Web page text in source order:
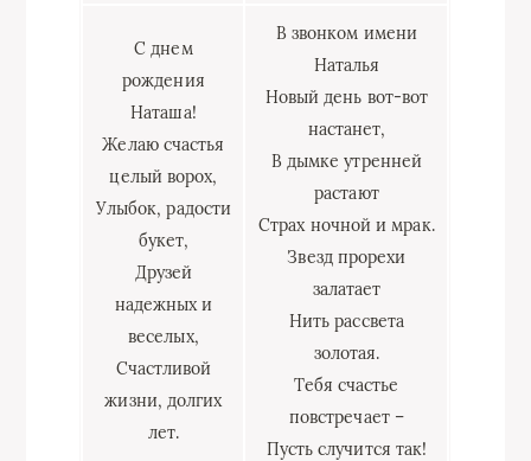
С днем
рождения
Наташа!
Желаю счастья
целый ворох,
Улыбок, радости
букет,
Друзей
надежных и
веселых,
Счастливой
жизни, долгих
лет.
В звонком имени
Наталья
Новый день вот-вот
настанет,
В дымке утренней
растают
Страх ночной и мрак.
Звезд прорехи
залатает
Нить рассвета
золотая.
Тебя счастье
повстречает –
Пусть случится так!